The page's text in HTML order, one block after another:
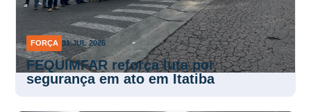
FORÇA 31 JUL 2026
FEQUIMFAR reforça luta por
segurança em ato em Itatiba